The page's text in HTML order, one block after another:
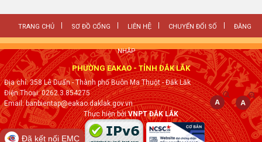
TRANG CHỦ SƠ ĐỒ CỔNG LIÊN HỆ CHUYỂN ĐỔI SỐ ĐĂNG
NHẬP
PHƯỜNG EAKAO - TỈNH ĐẮK LẮK
Địa chỉ: 358 Lê Duẩn - Thành phố Buôn Ma Thuột - Đăk Lăk
Điện Thoại: 0262.3.854275
Email: banbientap@eakao.daklak.gov.vn
Thực hiện bởiVNPT ĐẮK LẮK
Đã kết nối EMC